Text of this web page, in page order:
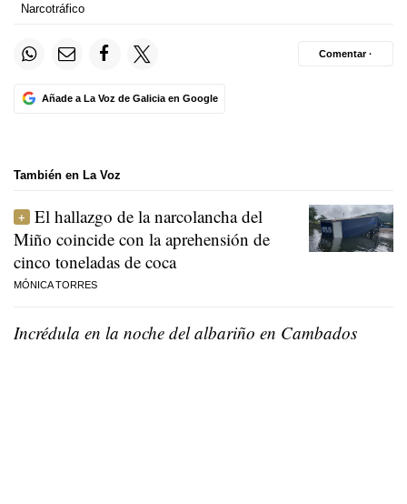
Narcotráfico
Añade a La Voz de Galicia en Google
Comentar ·
También en La Voz
El hallazgo de la narcolancha del
Miño coincide con la aprehensión de
cinco toneladas de coca
MÓNICA TORRES
Incrédula en la noche del albariño en Cambados